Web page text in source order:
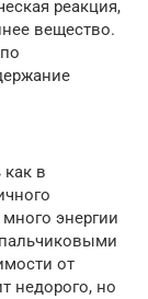
реакция,
вещество.
в
энергии
от
недорого, но